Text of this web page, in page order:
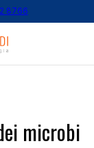
8766
microbi